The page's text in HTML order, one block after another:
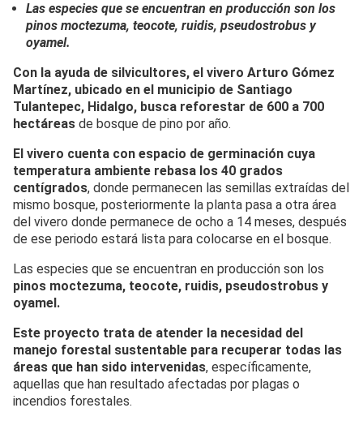
Las especies que se encuentran en producción son los
pinos moctezuma, teocote, ruidis, pseudostrobus y
oyamel.
Con la ayuda de silvicultores, el vivero Arturo Gómez
Martínez, ubicado en el municipio de Santiago
Tulantepec, Hidalgo, busca reforestar de 600 a 700
hectáreas de bosque de pino por año.
El vivero cuenta con espacio de germinación cuya
temperatura ambiente rebasa los 40 grados
centígrados, donde permanecen las semillas extraídas del
mismo bosque, posteriormente la planta pasa a otra área
del vivero donde permanece de ocho a 14 meses, después
de ese periodo estará lista para colocarse en el bosque.
Las especies que se encuentran en producción son los
pinos moctezuma, teocote, ruidis, pseudostrobus y
oyamel.
Este proyecto trata de atender la necesidad del
manejo forestal sustentable para recuperar todas las
áreas que han sido intervenidas, específicamente,
aquellas que han resultado afectadas por plagas o
incendios forestales.